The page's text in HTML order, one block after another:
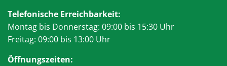
Telefonische Erreichbarkeit:
Montag bis Donnerstag: 09:00 bis 15:30 Uhr
Freitag: 09:00 bis 13:00 Uhr
Öffnungszeiten: